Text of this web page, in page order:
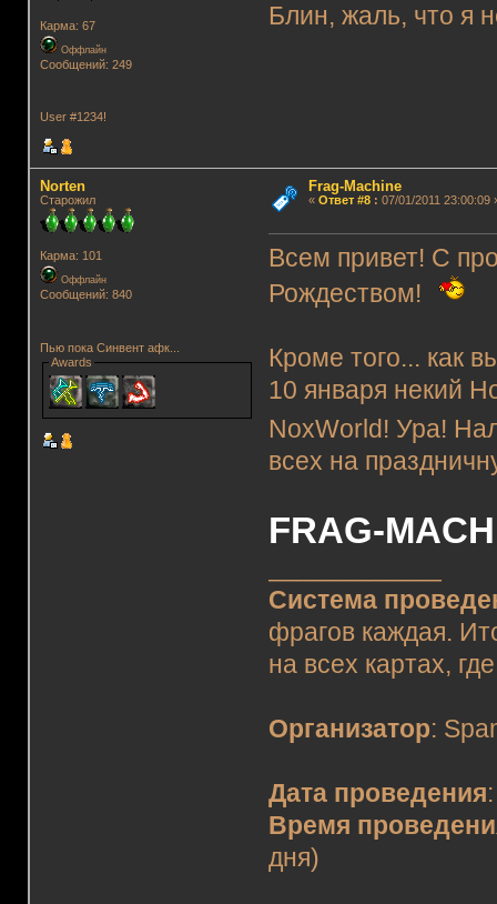
Карма: 67
Оффлайн
Сообщений: 249
User #1234!
Блин, жаль, что я
Norten
Старожил
Карма: 101
Оффлайн
Сообщений: 840
Пью пока Синвент афк...
Awards
Frag-Machine
« Ответ #8: 07/01/2011 23:00:09
Всем привет! С
Рождеством!
Кроме того... как
10 января некий
NoxWorld! Ура!
всех на
FRAG-
Система
фрагов каждая.
на всех картах,
Организатор:
Дата проведения
Время
дня)